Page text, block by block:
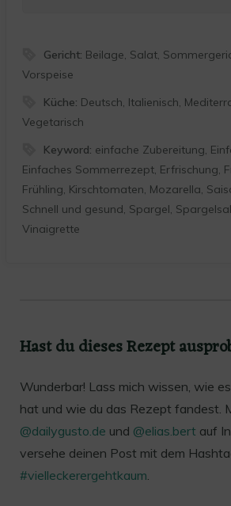
Gericht: Beilage, Salat,
Vorspeise
Küche: Deutsch, Italienisch,
Vegetarisch
Keyword: einfache Zubereitung,
Einfaches Sommerrezept, Erfrischung,
Frühling, Kirschtomaten, Mozarella,
Schnell und gesund, Spargel,
Vinaigrette
Hast du dieses Rezept
Wunderbar! Lass mich wissen, wie
hat und wie du das Rezept fandest.
@dailygusto.de und @elias.bert auf
versehe deinen Post mit dem
#vielleckerergehtkaum.